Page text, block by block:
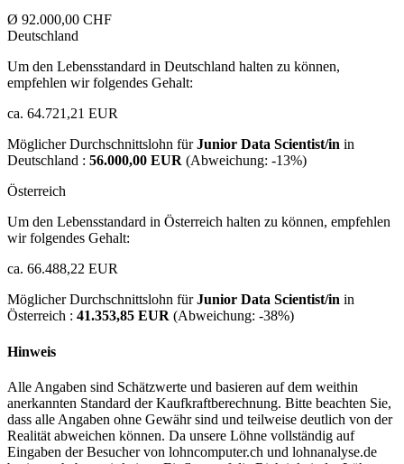
Ø 92.000,00 CHF
Deutschland
Um den Lebensstandard in Deutschland halten zu können,
empfehlen wir folgendes Gehalt:
ca. 64.721,21 EUR
Möglicher Durchschnittslohn fürJunior Data Scientist/in in
Deutschland : 56.000,00 EUR (Abweichung: -13%)
Österreich
Um den Lebensstandard in Österreich halten zu können, empfehlen
wir folgendes Gehalt:
ca. 66.488,22 EUR
Möglicher Durchschnittslohn fürJunior Data Scientist/in in
Österreich : 41.353,85 EUR (Abweichung: -38%)
Hinweis
Alle Angaben sind Schätzwerte und basieren auf dem weithin
anerkannten Standard der Kaufkraftberechnung. Bitte beachten Sie,
dass alle Angaben ohne Gewähr sind und teilweise deutlich von der
Realität abweichen können. Da unsere Löhne vollständig auf
Eingaben der Besucher von lohncomputer.ch und lohnanalyse.de